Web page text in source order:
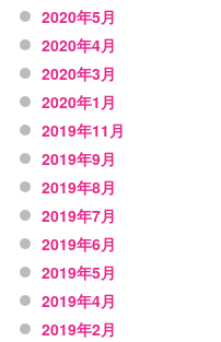
2020年5月
2020年4月
2020年3月
2020年1月
2019年11月
2019年9月
2019年8月
2019年7月
2019年6月
2019年5月
2019年4月
2019年2月